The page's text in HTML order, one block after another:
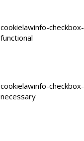
cookielawinfo-checkbox-
functional
cookielawinfo-checkbox-
necessary